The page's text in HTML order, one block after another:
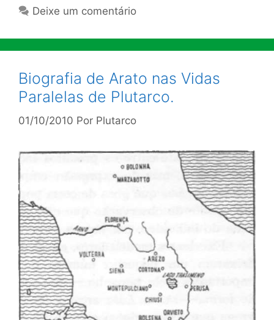
Deixe um comentário
Biografia de Arato nas Vidas
Paralelas de Plutarco.
01/10/2010 Por Plutarco